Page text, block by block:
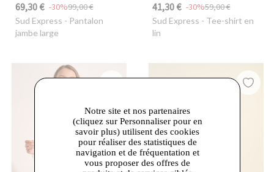
69,30 € 99,00 €
-30%
Sud Express - Pantalon
jambe large
41,30 € 59,00 €
-30%
Sud Express - Tee-shirt en
lin
Notre site et nos partenaires
(cliquez sur Personnaliser pour en
savoir plus) utilisent des cookies
pour réaliser des statistiques de
navigation et de fréquentation et
vous proposer des offres de